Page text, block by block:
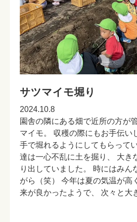
サツマイモ堀り
2024.10.8
園舎の隣にある畑で近所の方が
マイモ。 収穫の際にもお手伝い
手で堀れるようにしてもらって
達は一心不乱に土を掘り、 大き
り出していました。 時にはみん
がら（笑） 今年は夏の気温が高
来が良かったようで、 次々と大